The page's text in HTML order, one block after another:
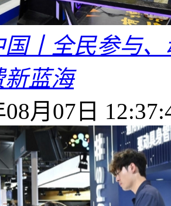
国丨全民参与
新蓝海
08月07日